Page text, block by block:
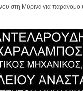
στη Μύρινα για παράνομο